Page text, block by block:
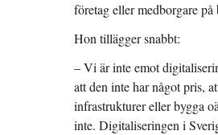
företag eller medborgare
Hon tillägger snabbt:
– Vi är inte emot
att den inte har något pris,
infrastrukturer eller bygga
inte. Digitaliseringen i